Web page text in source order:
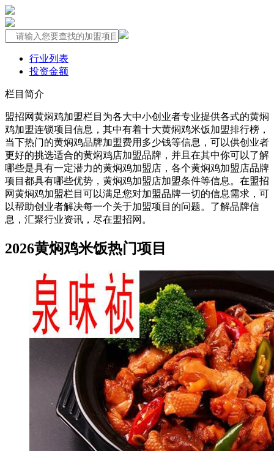
行业列表
投资金额
栏目简介
盟招网黄焖鸡加盟栏目为各大中小创业者专业提供各式的黄焖
鸡加盟连锁项目信息，其中有着十大黄焖鸡米饭加盟排行榜，
当下热门的黄焖鸡品牌加盟费用多少钱等信息，可以供创业者
更好的挑选适合的黄焖鸡店加盟品牌，并且在其中你可以了解
哪些是具有一定潜力的黄焖鸡加盟店，各个黄焖鸡加盟店品牌
项目都具有哪些优势，黄焖鸡加盟店加盟条件等信息。在盟招
网黄焖鸡加盟栏目可以满足您对加盟品牌一切的信息需求，可
以帮助创业者解决每一个关于加盟项目的问题。了解品牌信
息，汇聚行业资讯，尽在盟招网。
2026黄焖鸡米饭热门项目